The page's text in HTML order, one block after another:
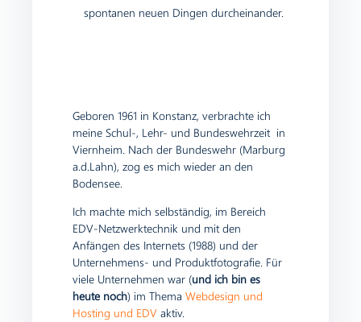
spontanen neuen Dingen durcheinander.
Geboren 1961 in Konstanz, verbrachte ich
meine Schul-, Lehr- und Bundeswehrzeit in
Viernheim. Nach der Bundeswehr (Marburg
a.d.Lahn), zog es mich wieder an den
Bodensee.
Ich machte mich selbständig, im Bereich
EDV-Netzwerktechnik und mit den
Anfängen des Internets (1988) und der
Unternehmens- und Produktfotografie. Für
viele Unternehmen war (und ich bin es
heute noch) im ThemaWebdesign und
Hosting und EDV aktiv.